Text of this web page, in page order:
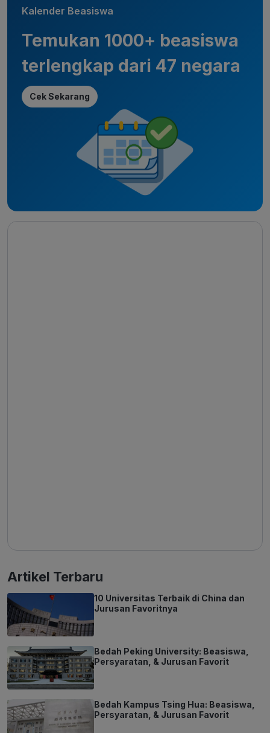
Kalender Beasiswa
Temukan 1000+ beasiswa
terlengkap dari 47 negara
Cek Sekarang
Artikel Terbaru
10 Universitas Terbaik di China dan
Jurusan Favoritnya
Bedah Peking University: Beasiswa,
Persyaratan, & Jurusan Favorit
Bedah Kampus Tsing Hua: Beasiswa,
Persyaratan, & Jurusan Favorit